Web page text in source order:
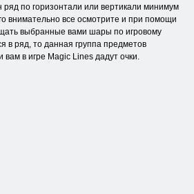
по горизонтали или вертикали минимум
внимательно все осмотрите и при помощи
выбранные вами шары по игровому
в ряд, то данная группа предметов
вам в игре Magic Lines дадут очки.